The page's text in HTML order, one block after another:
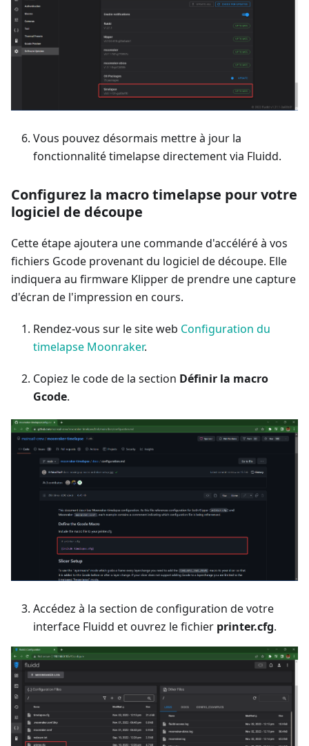
Vous pouvez désormais mettre à jour la
fonctionnalité timelapse directement via Fluidd.
Configurez la macro timelapse pour votre
logiciel de découpe
Cette étape ajoutera une commande d'accéléré à vos
fichiers Gcode provenant du logiciel de découpe. Elle
indiquera au firmware Klipper de prendre une capture
d'écran de l'impression en cours.
Rendez-vous sur le site web Configuration du
timelapse Moonraker.
Copiez le code de la section Définir la macro
Gcode.
Accédez à la section de configuration de votre
interface Fluidd et ouvrez le fichier printer.cfg.